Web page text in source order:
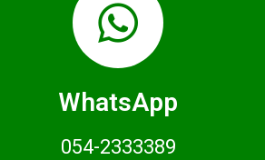
WhatsApp
054-2333389